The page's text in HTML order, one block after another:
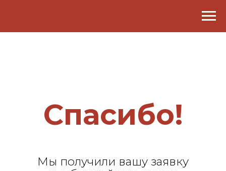
Мы получили вашу заявку
и в ближайшее время